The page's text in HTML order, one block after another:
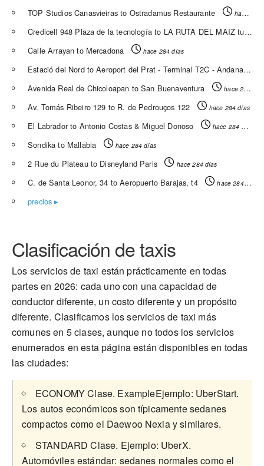
TOP Studios Canasvieiras to Ostradamus Restaurante hace 284 días
Credicell 948 Plaza de la tecnología to LA RUTA DEL MAIZ turismo de aventura
Calle Arrayan to Mercadona
hace 284 días
Estació del Nord to Aeroport del Prat - Terminal T2C - Andana 23
Avenida Real de Chicoloapan to San Buenaventura
hace 284 días
Av. Tomás Ribeiro 129 to R. de Pedrouços 122 hace 284 días
El Labrador to Antonio Costas & Miguel Donoso hace 284 días
Sondika to Mallabia hace 284 días
2 Rue du Plateau to Disneyland Paris hace 284 días
C. de Santa Leonor, 34 to Aeropuerto Barajas, t4 hace 284 días
precios ▸
Clasificación de taxis
Los servicios de taxi están prácticamente en todas
partes en 2026: cada uno con una capacidad de
conductor diferente, un costo diferente y un propósito
diferente. Clasificamos los servicios de taxi más
comunes en 5 clases, aunque no todos los servicios
enumerados en esta página están disponibles en todas
las ciudades:
ECONOMY Clase. ExampleEjemplo: UberStart.
Los autos económicos son típicamente sedanes
compactos como el Daewoo Nexia y similares.
STANDARD Clase. Ejemplo: UberX.
Automóviles estándar: sedanes normales como el